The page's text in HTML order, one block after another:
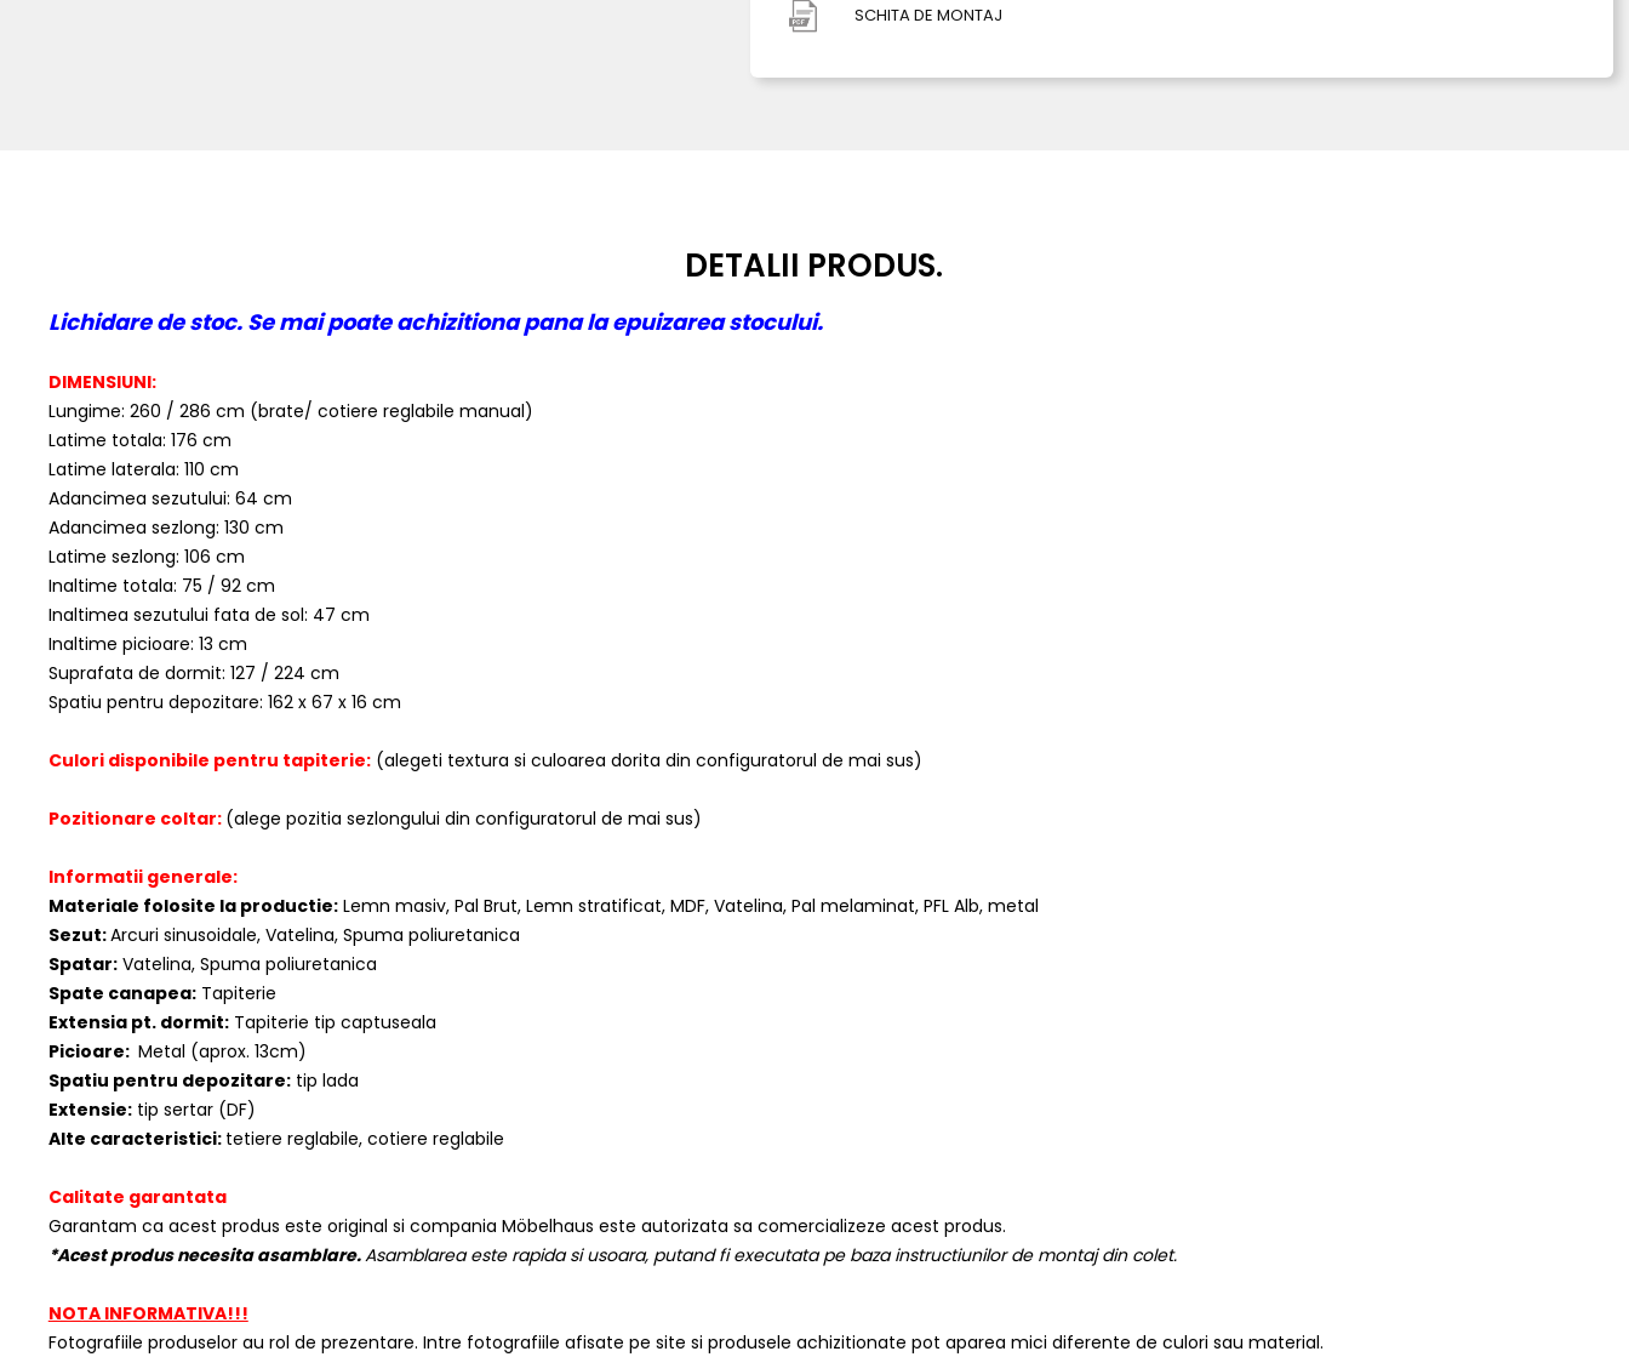
SCHITA DE MONTAJ
DETALII PRODUS.
Lichidare de stoc. Se mai poate achizitiona pana la epuizarea stocului.
DIMENSIUNI:
Lungime: 260 / 286 cm (brate/ cotiere reglabile manual)
Latime totala: 176 cm
Latime laterala: 110 cm
Adancimea sezutului: 64 cm
Adancimea sezlong: 130 cm
Latime sezlong: 106 cm
Inaltime totala: 75 / 92 cm
Inaltimea sezutului fata de sol: 47 cm
Inaltime picioare: 13 cm
Suprafata de dormit: 127 / 224 cm
Spatiu pentru depozitare: 162 x 67 x 16 cm
Culori disponibile pentru tapiterie:(alegeti textura si culoarea dorita din configuratorul de mai sus)
Pozitionare coltar: (alege pozitia sezlongului din configuratorul de mai sus)
Informatii generale:
Materiale folosite la productie:Lemn masiv, Pal Brut, Lemn stratificat, MDF, Vatelina, Pal melaminat, PFL Alb, metal
Sezut:Arcuri sinusoidale, Vatelina, Spuma poliuretanica
Spatar:Vatelina, Spuma poliuretanica
Spate canapea:Tapiterie
Extensia pt. dormit:Tapiterie tip captuseala
Picioare: Metal (aprox. 13cm)
Spatiu pentru depozitare:tip lada
Extensie:tip sertar (DF)
Alte caracteristici: tetiere reglabile, cotiere reglabile
Calitate garantata
Garantam ca acest produs este original si compania Möbelhaus este autorizata sa comercializeze acest produs.
*Acest produs necesita asamblare.Asamblarea este rapida si usoara, putand fi executata pe baza instructiunilor de montaj din colet.
NOTA INFORMATIVA!!!
Fotografiile produselor au rol de prezentare. Intre fotografiile afisate pe site si produsele achizitionate pot aparea mici diferente de culori sau material.